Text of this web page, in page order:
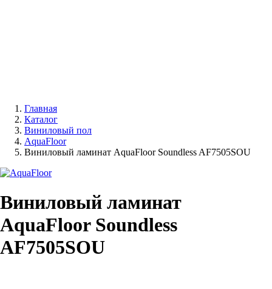
Главная
Каталог
Виниловый пол
AquaFloor
Виниловый ламинат AquaFloor Soundless AF7505SOU
Виниловый ламинат
AquaFloor Soundless
AF7505SOU